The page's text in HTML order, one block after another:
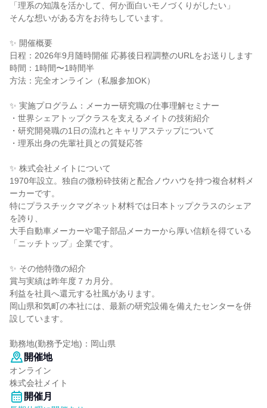
「理系の知識を活かして、何か面白いモノづくりがしたい」
そんな想いがある方をお待ちしています。
✨ 開催概要
日程：2026年9月随時開催 応募後日程調整のURLをお送りします
時間：1時間〜1時間半
方法：完全オンライン（私服参加OK）
✨ 実施プログラム：メーカー研究職の仕事理解セミナー
・世界シェアトップクラスを支えるメイトの技術紹介
・研究開発職の1日の流れとキャリアステップについて
・理系出身の先輩社員との質疑応答
✨ 株式会社メイトについて
1970年設立。独自の微粉砕技術と配合ノウハウを持つ複合材料メ
ーカーです。
特にプラスチックマグネット材料では日本トップクラスのシェア
を誇り、
大手自動車メーカーや電子部品メーカーから厚い信頼を得ている
「ニッチトップ」企業です。
✨ その他特徴の紹介
賞与実績は昨年度７カ月分。
利益を社員へ還元する社風があります。
岡山県和気町の本社には、最新の研究設備を備えたセンターを併
設しています。
勤務地(勤務予定地)：岡山県
開催地
オンライン
株式会社メイト
開催月